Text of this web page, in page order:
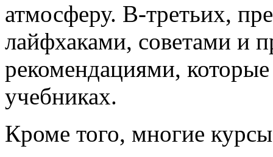
атмосферу. В-третьих,
лайфхаками, советами и
рекомендациями,
учебниках.
Кроме того, многие